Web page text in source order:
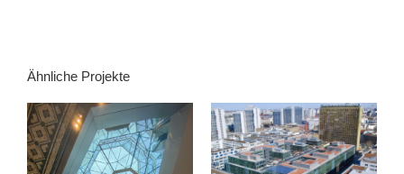
Ähnliche Projekte
AXEL SPRINGER